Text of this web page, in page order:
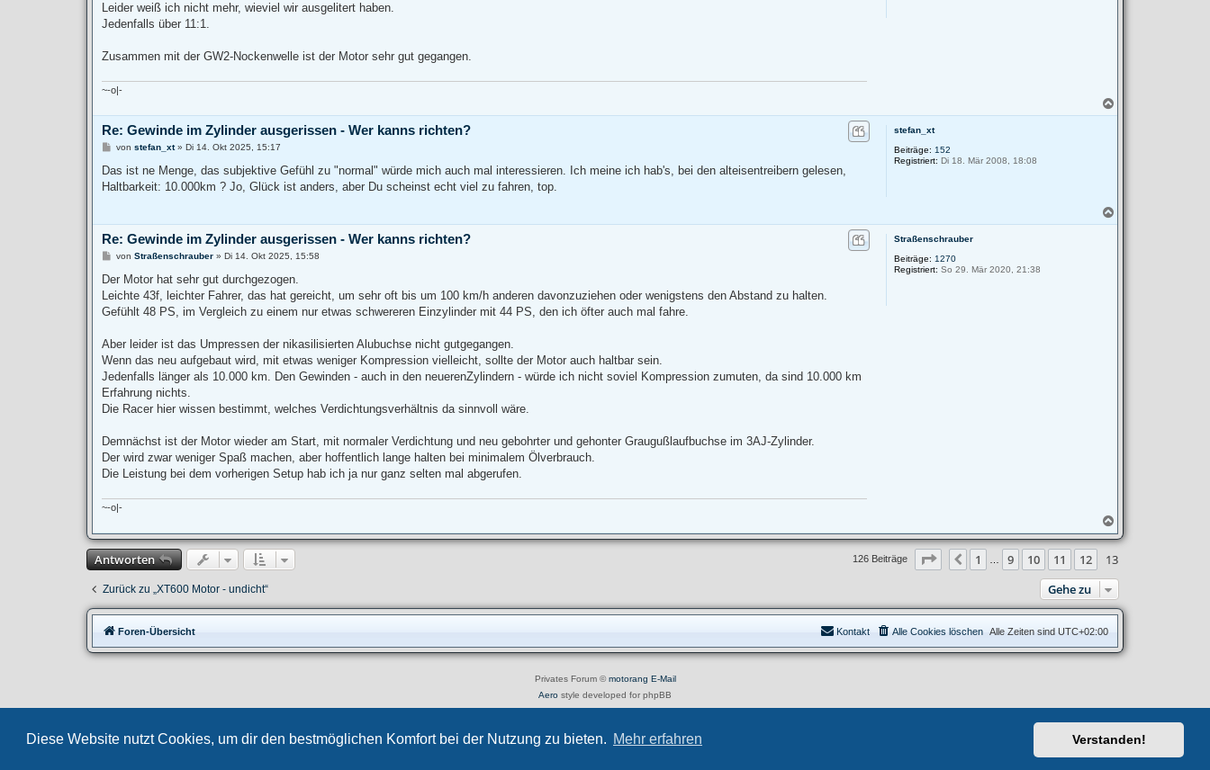
Diese Website nutzt Cookies, um dir den bestmöglichen Komfort bei der Nutzung zu bieten. Mehr erfahren Verstanden!
r
a
Leider weiß ich nicht mehr, wieviel wir ausgelitert haben.
Jedenfalls über 11:1.
Zusammen mit der GW2-Nockenwelle ist der Motor sehr gut gegangen.
~-o|-
a
stefan_xt
Beiträge: 152
Registriert: Di 18. Mär 2008, 18:08
Re: Gewinde im Zylinder ausgerissen - Wer kanns richten?
B
i
r
von stefan_xt» Di 14. Okt 2025, 15:17
Das ist ne Menge, das subjektive Gefühl zu "normal" würde mich auch mal interessieren. Ich meine ich hab's, bei den alteisentreibern gelesen,
Haltbarkeit: 10.000km ? Jo, Glück ist anders, aber Du scheinst echt viel zu fahren, top.
a
Straßenschrauber
Beiträge: 1270
Registriert: So 29. Mär 2020, 21:38
Re: Gewinde im Zylinder ausgerissen - Wer kanns richten?
B
i
r
a
von Straßenschrauber» Di 14. Okt 2025, 15:58
Der Motor hat sehr gut durchgezogen.
Leichte 43f, leichter Fahrer, das hat gereicht, um sehr oft bis um 100 km/h anderen davonzuziehen oder wenigstens den Abstand zu halten.
Gefühlt 48 PS, im Vergleich zu einem nur etwas schwereren Einzylinder mit 44 PS, den ich öfter auch mal fahre.
Aber leider ist das Umpressen der nikasilisierten Alubuchse nicht gutgegangen.
Wenn das neu aufgebaut wird, mit etwas weniger Kompression vielleicht, sollte der Motor auch haltbar sein.
Jedenfalls länger als 10.000 km. Den Gewinden - auch in den neuerenZylindern - würde ich nicht soviel Kompression zumuten, da sind 10.000 km
Erfahrung nichts.
Die Racer hier wissen bestimmt, welches Verdichtungsverhältnis da sinnvoll wäre.
Demnächst ist der Motor wieder am Start, mit normaler Verdichtung und neu gebohrter und gehonter Graugußlaufbuchse im 3AJ-Zylinder.
Der wird zwar weniger Spaß machen, aber hoffentlich lange halten bei minimalem Ölverbrauch.
Die Leistung bei dem vorherigen Setup hab ich ja nur ganz selten mal abgerufen.
~-o|-
a
c
h
b
e
n
Antworten 126 Beiträge Seite 13 von 13
Vorherige
1 9 10 11 12 13
Zurück zu „XT600 Motor - undicht“ Gehe zu
Foren-Übersicht Alle Zeiten sind UTC+02:00
Alle Cookies löschen
Kontakt
Privates Forum ©motorang E-Mail
Aero style developed for phpBB
Powered byphpBB® Forum Software © phpBB Limited
Datenschutz|Nutzungsbedingungen